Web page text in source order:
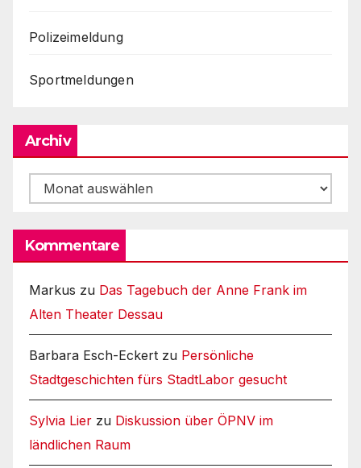
Polizeimeldung
Sportmeldungen
Archiv
Archiv
Kommentare
Markus zu Das Tagebuch der Anne Frank im
Alten Theater Dessau
Barbara Esch-Eckert zu Persönliche
Stadtgeschichten fürs StadtLabor gesucht
Sylvia Lier zu Diskussion über ÖPNV im
ländlichen Raum